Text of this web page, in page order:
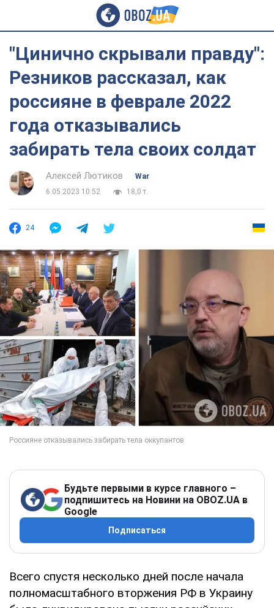
"Цинично скрывали правду":
Резников рассказал, как
россияне в феврале 2022
года отказывались
забирать тела своих солдат
Алексей Лютиков
War
6.05.2023 10:52
18,0 т.
24
Будьте первыми в курсе главного –
подпишитесь на Новини на OBOZ.UA в
Google
Подписаться
Всего спустя несколько дней после начала
полномасштабного вторжения РФ в Украину